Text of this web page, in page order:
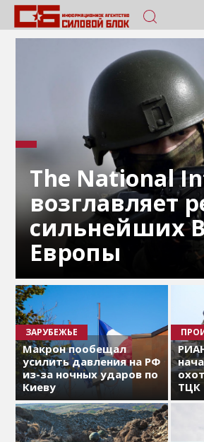
The National
возглавляет
сильнейших
Европы
ЗАРУБЕЖЬЕ
Макрон пообещал
усилить давления на РФ
из-за ночных ударов по
Киеву
ТЦК